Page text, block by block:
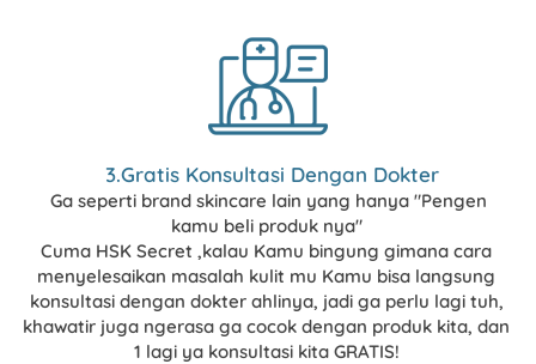
3.Gratis Konsultasi Dengan Dokter
Ga seperti brand skincare lain yang hanya "Pengen
kamu beli produk nya"
Cuma HSK Secret ,kalau Kamu bingung gimana cara
menyelesaikan masalah kulit mu Kamu bisa langsung
konsultasi dengan dokter ahlinya, jadi ga perlu lagi tuh,
khawatir juga ngerasa ga cocok dengan produk kita, dan
1 lagi ya konsultasi kita GRATIS!